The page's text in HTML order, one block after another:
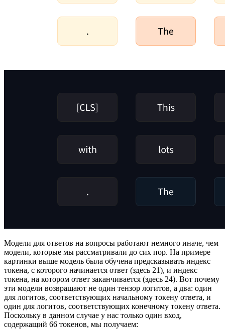
Модели для ответов на вопросы работают немного иначе, чем
модели, которые мы рассматривали до сих пор. На примере
картинки выше модель была обучена предсказывать индекс
токена, с которого начинается ответ (здесь 21), и индекс
токена, на котором ответ заканчивается (здесь 24). Вот почему
эти модели возвращают не один тензор логитов, а два: один
для логитов, соответствующих начальному токену ответа, и
один для логитов, соответствующих конечному токену ответа.
Поскольку в данном случае у нас только один вход,
содержащий 66 токенов, мы получаем: